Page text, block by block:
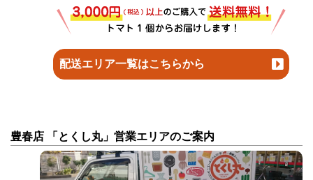
配送エリア一覧はこちらから
豊春店 「とくし丸」営業エリアのご案内